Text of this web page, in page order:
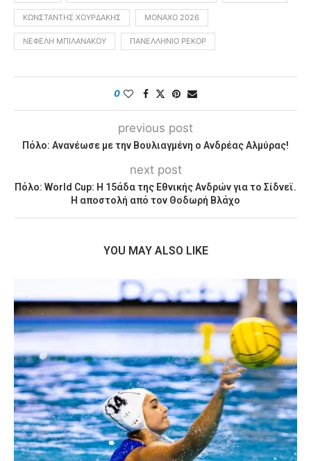
ΚΩΝΣΤΑΝΤΉΣ ΧΟΥΡΔΆΚΗΣ ΜΌΝΑΧΟ 2026
ΝΕΦΈΛΗ ΜΠΙΛΑΝΆΚΟΥ ΠΑΝΕΛΛΉΝΙΟ ΡΕΚΌΡ
0
previous post
Πόλο: Ανανέωσε με την Βουλιαγμένη ο Ανδρέας Αλμύρας!
next post
Πόλο: World Cup: Η 15άδα της Εθνικής Ανδρών για το Σίδνεϊ.
H αποστολή από τον Θοδωρή Βλάχο
YOU MAY ALSO LIKE